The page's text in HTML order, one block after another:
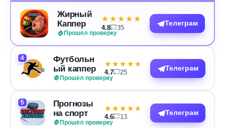
Жирный
Каппер
Прошёл проверку
★★★★★
★★★★★
4.8 35
Телеграм
4
Футбольн
ый каппер
Прошёл проверку
★★★★★
★★★★★
4.7 25
Телеграм
5
Прогнозы
на спорт
Прошёл проверку
★★★★★
★★★★★
4.6 13
Телеграм